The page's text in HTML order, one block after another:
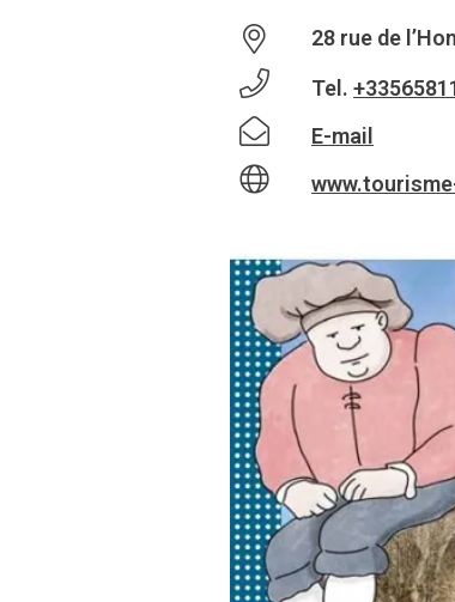
28 rue de
Tel.
E-mail